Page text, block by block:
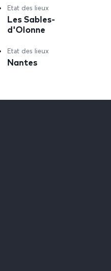
Etat des lieux
Les Sables-
d'Olonne
Etat des lieux
Nantes